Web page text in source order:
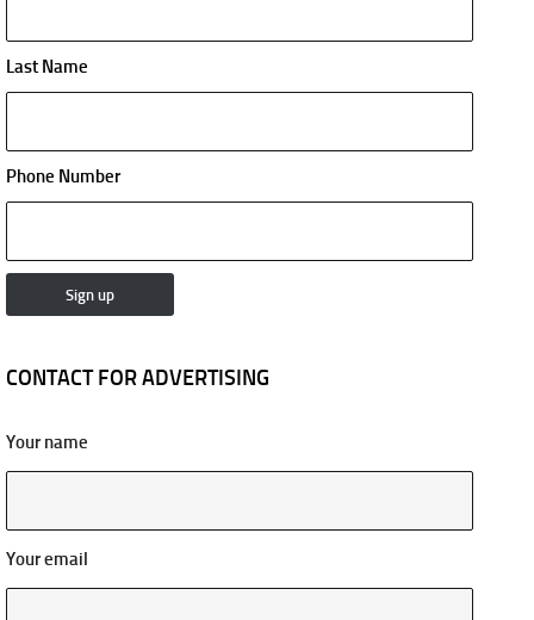
Last Name
Phone Number
CONTACT FOR ADVERTISING
Your name
Your email